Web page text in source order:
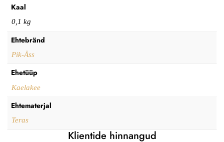
Kaal
0,1 kg
Ehtebränd
Pik-Äss
Ehetüüp
Kaelakee
Ehtematerjal
Teras
Klientide hinnangud